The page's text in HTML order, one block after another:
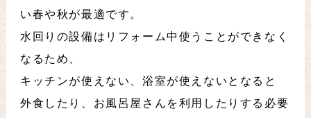
い春や秋が最適です。
水回りの設備はリフォーム中使うことができなく
なるため、
キッチンが使えない、浴室が使えないとなると
外食したり、お風呂屋さんを利用したりする必要